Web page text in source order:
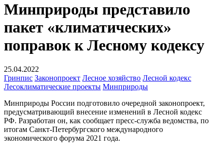
Минприроды представило
пакет «климатических»
поправок к Лесному кодексу
25.04.2022
Гринпис Законопроект Лесное хозяйство Лесной кодекс
Лесоклиматические проекты Минприроды
Минприроды России подготовило очередной законопроект,
предусматривающий внесение изменений в Лесной кодекс
РФ. Разработан он, как сообщает пресс-служба ведомства, по
итогам Санкт-Петербургского международного
экономического форума 2021 года.